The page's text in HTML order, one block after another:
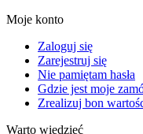
Moje konto
Zaloguj się
Zarejestruj się
Nie pamiętam hasła
Gdzie jest moje
Zrealizuj bon
Warto wiedzieć